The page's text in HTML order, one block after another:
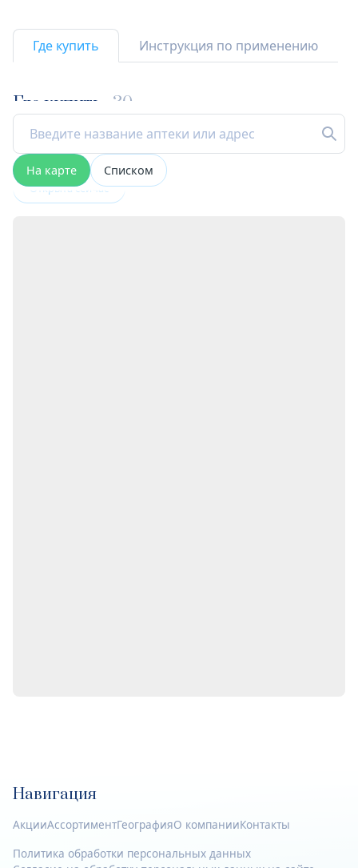
Где купить Инструкция по применению
Где купить 30
На карте Списком
Открыта сейчас
Навигация
АкцииАссортиментГеографияО компанииКонтакты
Политика обработки персональных данных